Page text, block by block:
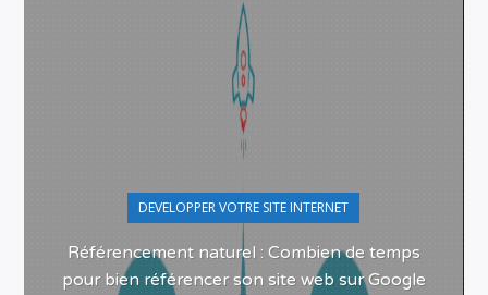
DEVELOPPER VOTRE SITE INTERNET
Référencement naturel : Combien de temps
pour bien référencer son site web sur Google